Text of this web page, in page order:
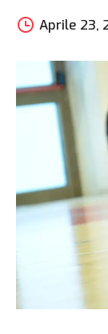
Aprile 23,